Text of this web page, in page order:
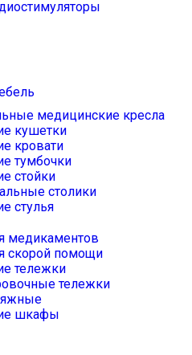
медицинские кресла
кушетки
кровати
тумбочки
стойки
столики
стулья
медикаментов
скорой помощи
тележки
тележки
шкафы